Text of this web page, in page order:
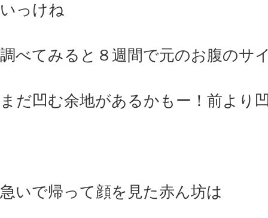
いっけね
調べてみると８週間で元のお腹のサ
まだ凹む余地があるかもー！前より
急いで帰って顔を見た赤ん坊は